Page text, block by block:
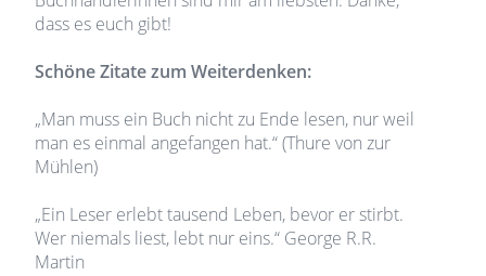
dass es euch gibt!
Schöne Zitate zum Weiterdenken:
„Man muss ein Buch nicht zu Ende lesen, nur weil
man es einmal angefangen hat.“ (Thure von zur
Mühlen)
„Ein Leser erlebt tausend Leben, bevor er stirbt.
Wer niemals liest, lebt nur eins.“ George R.R.
Martin